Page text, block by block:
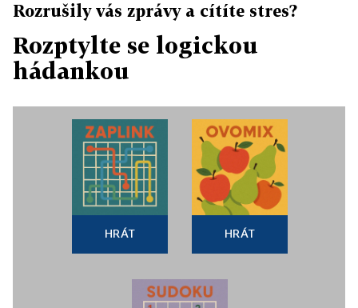
Rozrušily vás zprávy a cítíte stres?
Rozptylte se logickou
hádankou
HRÁT HRÁT